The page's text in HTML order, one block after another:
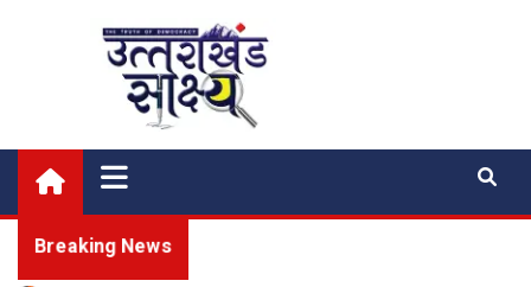
Uttarakhand Shakshya
My News Portal
Breaking News